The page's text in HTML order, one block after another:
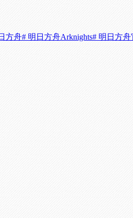
方舟# 明日方舟Arknights# 明日方舟